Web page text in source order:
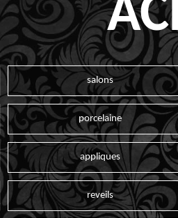
salons
porcelaine
appliques
reveils